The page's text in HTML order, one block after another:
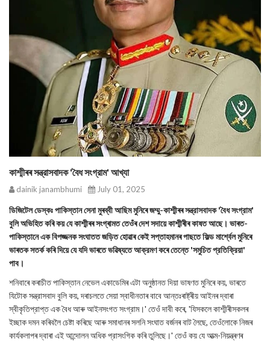
কাশ্মীৰৰ সন্ত্রাসবাদক 'বৈধ সংগ্রাম' আখ্যা
dainik janambhumi July 01, 2025
ডিজিটেল ডেস্কঃ পাকিস্তান সেনা মুৰব্বী আছিম মুনিৰে জম্মু-কাশ্মীৰৰ সন্ত্রাসবাদক 'বৈধ সংগ্রাম'
বুলি অভিহিত কৰি কয় যে কাশ্মীৰৰ সংগ্ৰামত তেওঁৰ দেশ সদায়ে কাশ্মীৰীৰ কাষত আছে। ভাৰত-
পাকিস্তানে এক বিপজ্জনক সংঘাতত জড়িত হোৱাৰ কেই সপ্তাহমানৰ পাছতে ফিল্ড মার্শ্বেল মুনিৰে
ভাৰতক সতৰ্ক কৰি দিয়ে যে যদি ভাৰতে ভৱিষ্যতে আক্রমণ কৰে তেন্তে 'সমুচিত প্রতিক্রিয়া'
পাব।
শনিবাৰে কৰাচীত পাকিস্তান নেভেল একাডেমিৰ এটা অনুষ্ঠানত দিয়া ভাষণত মুনিৰে কয়, ভাৰতে
যিটোক সন্ত্রাসবাদ বুলি কয়, দৰাচলতে সেয়া স্বাধীনতাৰ বাবে আন্তঃৰাষ্ট্ৰীয় আইনৰ দ্বাৰা
স্বীকৃতিপ্রাপ্ত এক বৈধ আৰু আইনসংগত সংগ্রাম।' তেওঁ দাবী কৰে, 'যিসকলে কাশ্মীৰীসকলৰ
ইচ্ছাক দমন কৰিবলৈ চেষ্টা কৰিছে আৰু সমাধানৰ সলনি সংঘাত বৰ্জনৰ বাট লৈছে, তেওঁলোকে নিজৰ
কাৰ্যকলাপৰ দ্বাৰা এই আন্দোলন অধিক প্রাসংগিক কৰি তুলিছে।' তেওঁ কয় যে আত্ম-নিয়ন্ত্ৰণৰ